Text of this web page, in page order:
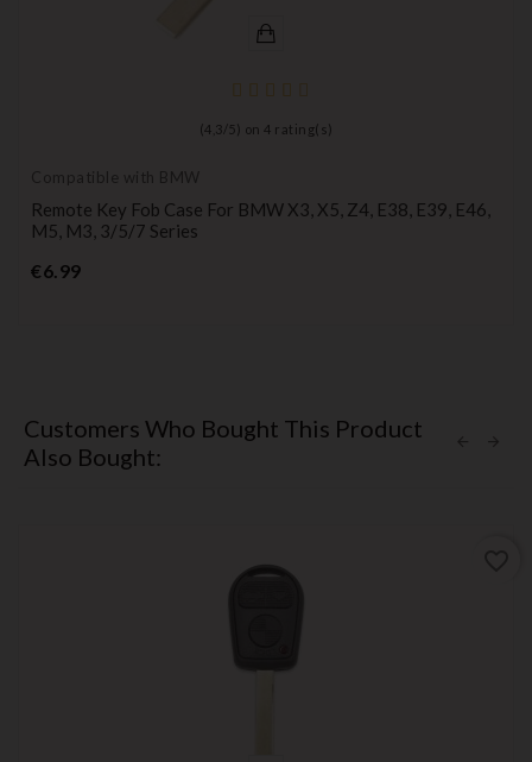
(4,3 / 5) on 4 rating(s)
Compatible with BMW
Remote Key Fob Case For BMW X3, X5, Z4, E38, E39, E46,
M5, M3, 3/5/7 Series
€6.99Price
Customers Who Bought This Product
Also Bought: